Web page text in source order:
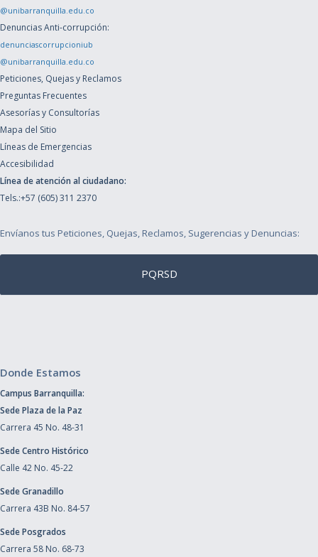
@unibarranquilla.edu.co
Denuncias Anti-corrupción:
denunciascorrupcioniub
@unibarranquilla.edu.co
Peticiones, Quejas y Reclamos
Preguntas Frecuentes
Asesorías y Consultorías
Mapa del Sitio
Líneas de Emergencias
Accesibilidad
Línea de atención al ciudadano:
Tels.:+57 (605) 311 2370
Envíanos tus Peticiones, Quejas, Reclamos, Sugerencias y Denuncias:
PQRSD
Donde Estamos
Campus Barranquilla:
Sede Plaza de la Paz
Carrera 45 No. 48-31
Sede Centro Histórico
Calle 42 No. 45-22
Sede Granadillo
Carrera 43B No. 84-57
Sede Posgrados
Carrera 58 No. 68-73